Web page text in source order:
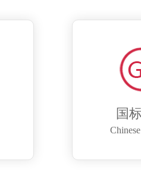
国